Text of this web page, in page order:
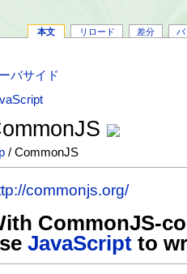
本文 リロード 差分 バ
バサイド
/ CommonJS
commonjs.org/
CommonJS-
JavaScript to